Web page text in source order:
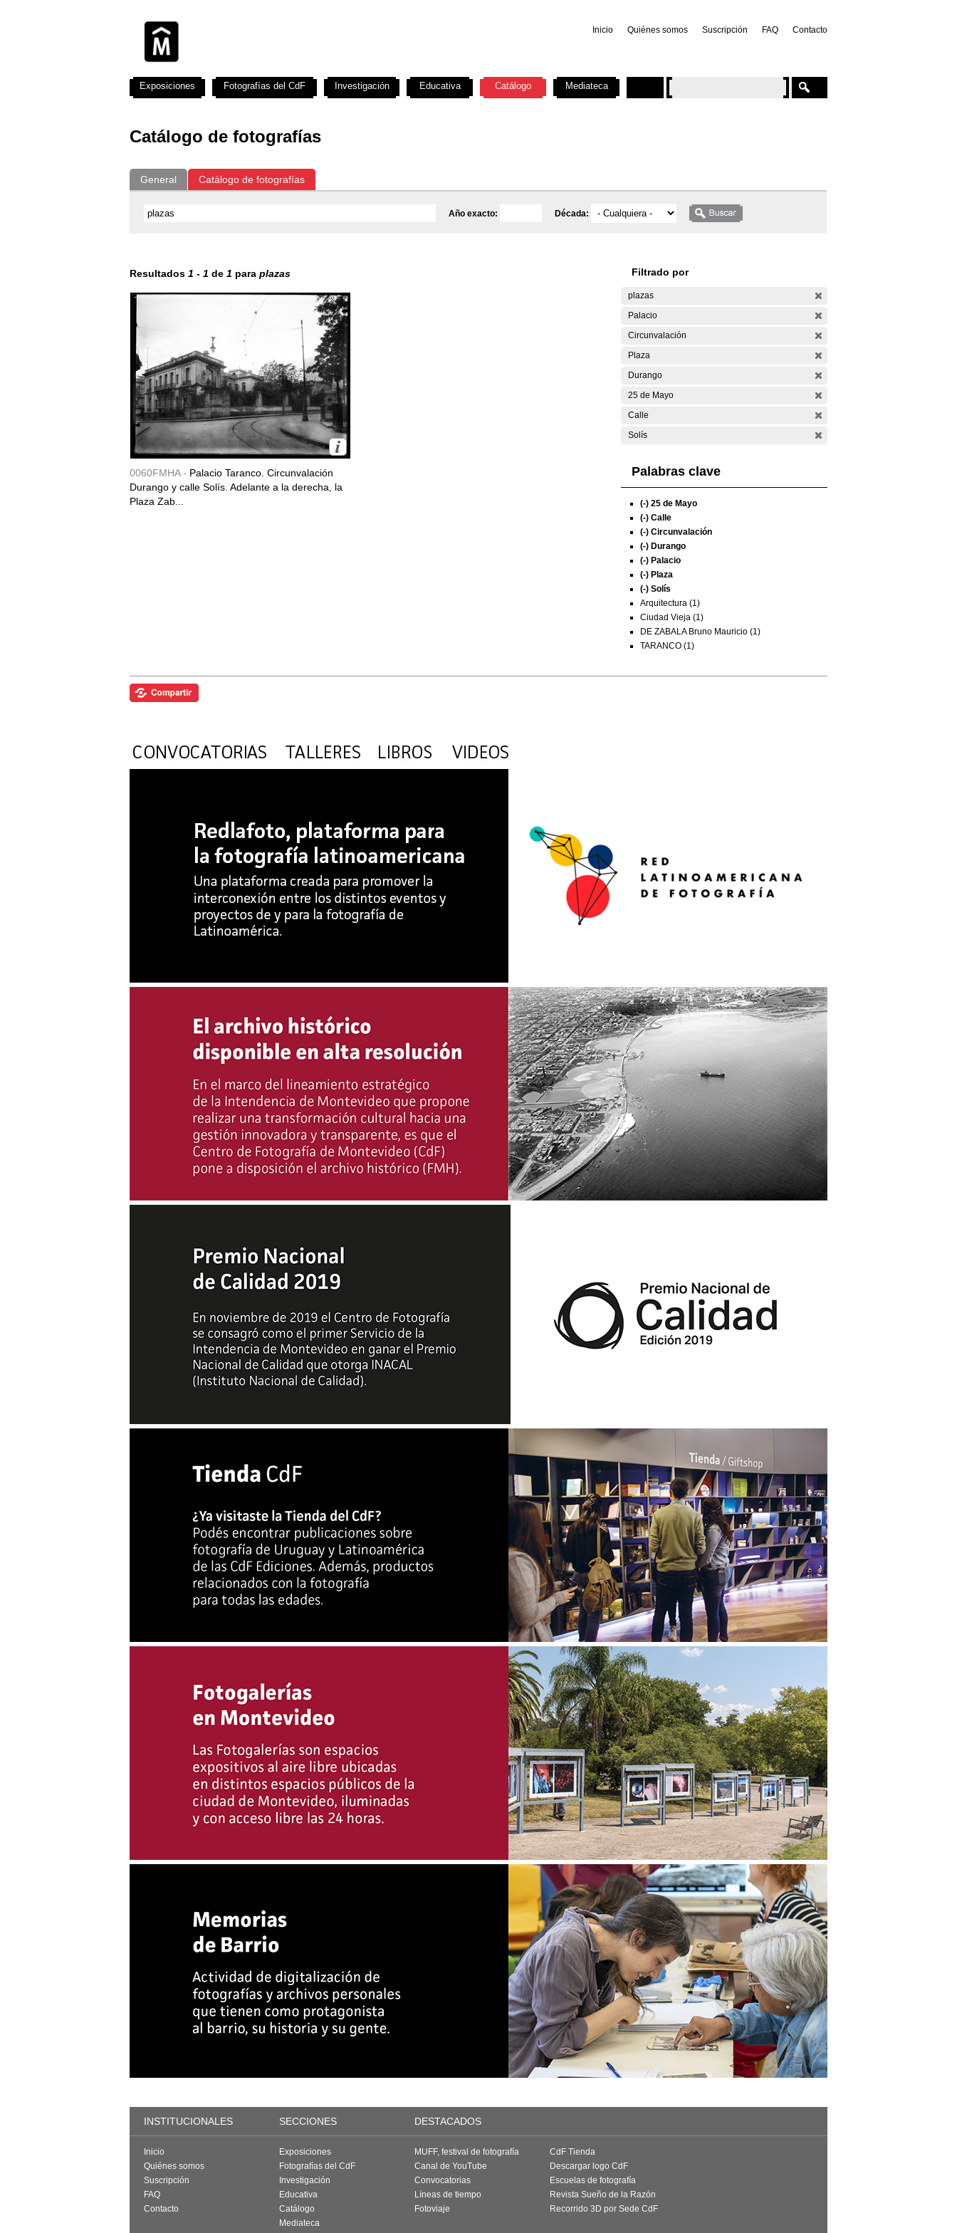
Inicio Quiénes somos Suscripción FAQ Contacto
Catálogo de fotografías
General Catálogo de fotografías
Año exacto: Década:
Resultados 1 - 1 de 1 para plazas
0060FMHA - Palacio Taranco. Circunvalación
Durango y calle Solís. Adelante a la derecha, la
Plaza Zab...
Filtrado por
plazas
Palacio
Circunvalación
Plaza
Durango
25 de Mayo
Calle
Solís
Palabras clave
(-) 25 de Mayo
(-) Calle
(-) Circunvalación
(-) Durango
(-) Palacio
(-) Plaza
(-) Solís
Arquitectura (1)
Ciudad Vieja (1)
DE ZABALA Bruno Mauricio (1)
TARANCO (1)
Exposiciones Fotografías del CdF Investigación Educativa Catálogo Mediateca
INSTITUCIONALES SECCIONES DESTACADOS
Inicio
Quiénes somos
Suscripción
FAQ
Contacto
Exposiciones
Fotografías del CdF
Investigación
Educativa
Catálogo
Mediateca
MUFF, festival de fotografía
Canal de YouTube
Convocatorias
Líneas de tiempo
Fotoviaje
CdF Tienda
Descargar logo CdF
Escuelas de fotografía
Revista Sueño de la Razón
Recorrido 3D por Sede CdF